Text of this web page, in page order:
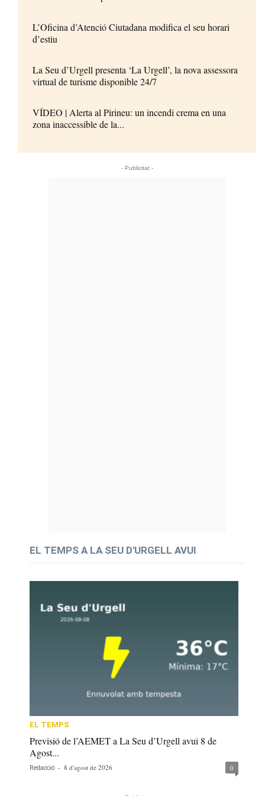
L’Oficina d’Atenció Ciutadana modifica el seu horari
d’estiu
La Seu d’Urgell presenta ‘La Urgell’, la nova assessora
virtual de turisme disponible 24/7
VÍDEO | Alerta al Pirineu: un incendi crema en una
zona inaccessible de la...
- Publicitat -
EL TEMPS A LA SEU D'URGELL AVUI
EL TEMPS
Previsió de l’AEMET a La Seu d’Urgell avui 8 de
Agost...
Redacció - 8 d'agost de 2026 0